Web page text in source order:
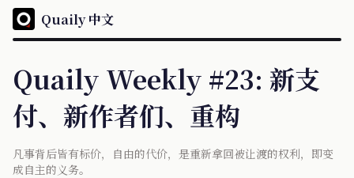
Quaily 中文
Quaily Weekly #23: 新支
付、新作者们、重构
凡事背后皆有标价，自由的代价，是重新拿回被让渡的权利，即变
成自主的义务。